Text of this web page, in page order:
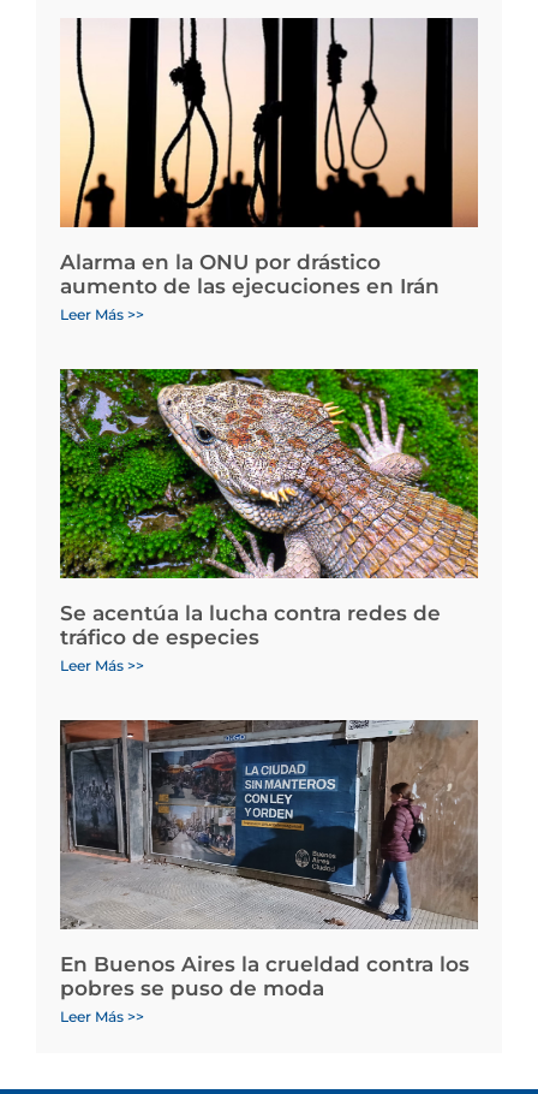
Alarma en la ONU por drástico
aumento de las ejecuciones en Irán
Leer Más >>
Se acentúa la lucha contra redes de
tráfico de especies
Leer Más >>
En Buenos Aires la crueldad contra los
pobres se puso de moda
Leer Más >>